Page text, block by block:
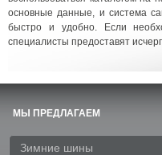
основные данные, и система
быстро и удобно. Если
специалисты предоставят
МЫ ПРЕДЛАГАЕМ
Зимние шины